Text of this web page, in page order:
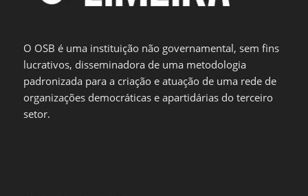
O OSB é uma instituição não governamental, sem fins
lucrativos, disseminadora de uma metodologia
padronizada para a criação e atuação de uma rede de
organizações democráticas e apartidárias do terceiro
setor.